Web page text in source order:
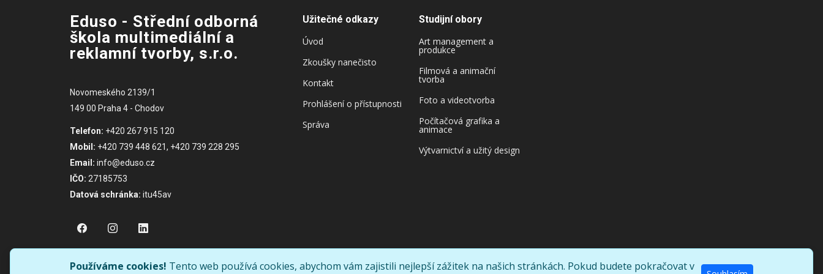
Eduso - Střední odborná
škola multimediální a
reklamní tvorby, s.r.o.
Novomeského 2139/1
149 00 Praha 4 - Chodov
Telefon: +420 267 915 120
Mobil: +420 739 448 621, +420 739 228 295
Email: info@eduso.cz
IČO: 27185753
Datová schránka: itu45av
Užitečné odkazy
Úvod
Zkoušky nanečisto
Kontakt
Prohlášení o přístupnosti
Správa
Studijní obory
Art management a
produkce
Filmová a animační
tvorba
Foto a videotvorba
Počítačová grafika a
animace
Výtvarnictví a užitý design
Používáme cookies! Tento web používá cookies, abychom vám zajistili nejlepší zážitek na našich stránkách. Pokud budete pokračovat v